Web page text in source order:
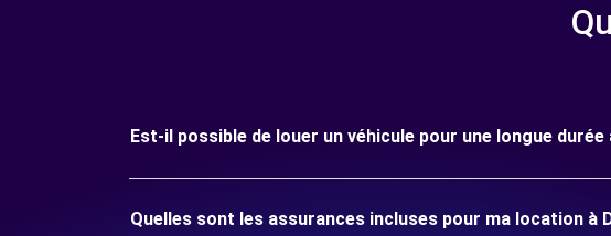
Est-il possible de louer un véhicule pour une longue durée
Quelles sont les assurances incluses pour ma location à